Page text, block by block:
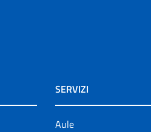
SERVIZI
Aule